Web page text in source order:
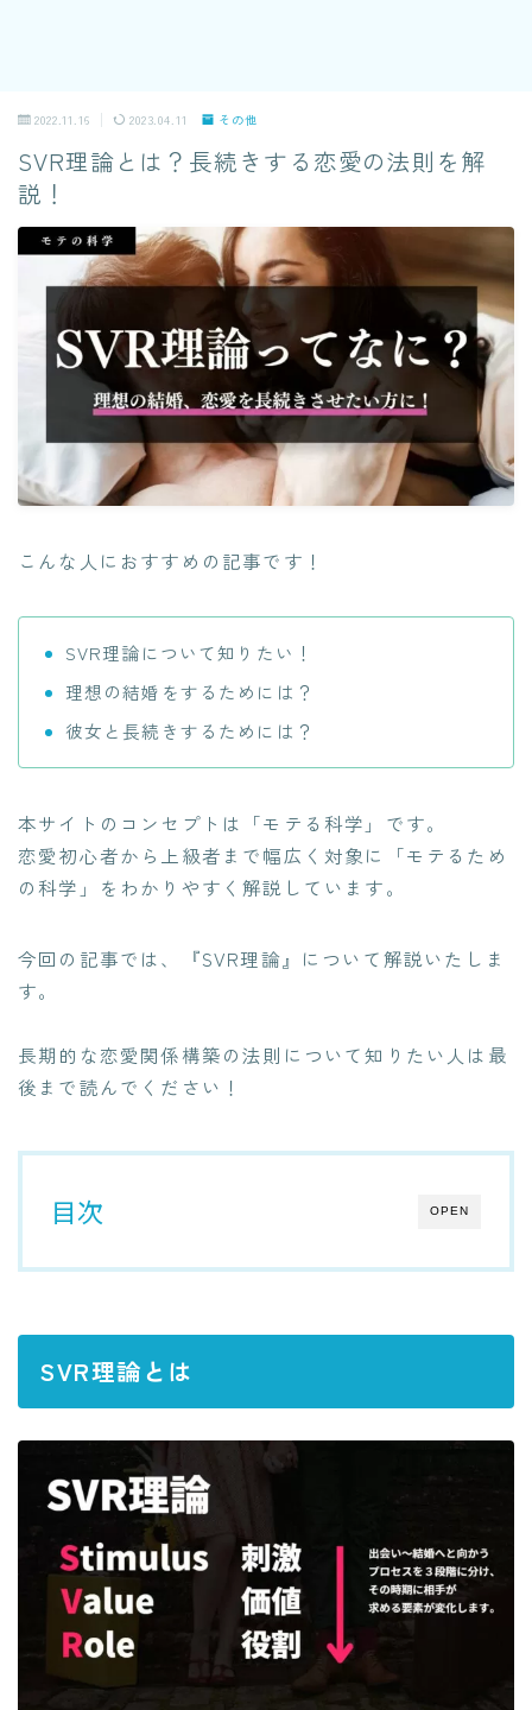
2022.11.16 2023.04.11 その他
SVR理論とは？長続きする恋愛の法則を解
説！
こんな人におすすめの記事です！
SVR理論について知りたい！
理想の結婚をするためには？
彼女と長続きするためには？
本サイトのコンセプトは「モテる科学」です。
恋愛初心者から上級者まで幅広く対象に「モテるため
の科学」をわかりやすく解説しています。
今回の記事では、『SVR理論』について解説いたしま
す。
長期的な恋愛関係構築の法則について知りたい人は最
後まで読んでください！
OPEN
目次
SVR理論とは